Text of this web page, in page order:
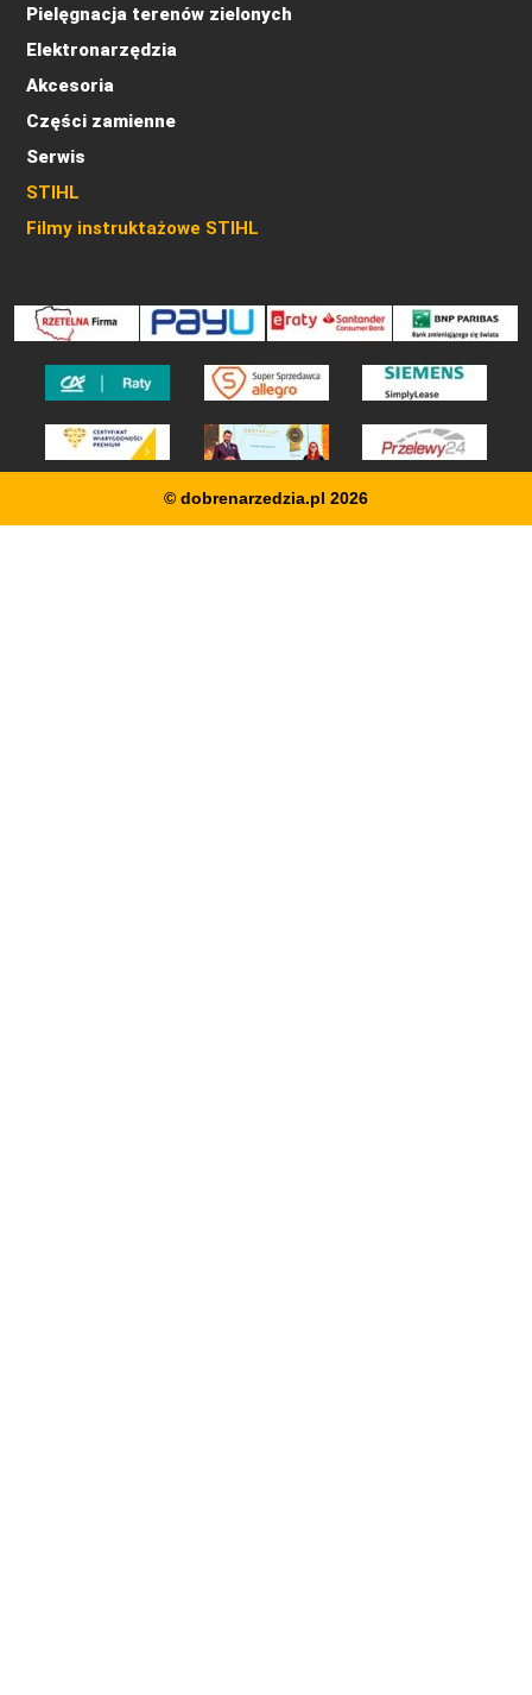
Pielęgnacja terenów zielonych
Elektronarzędzia
Akcesoria
Części zamienne
Serwis
STIHL
Filmy instruktażowe STIHL
© dobrenarzedzia.pl 2026